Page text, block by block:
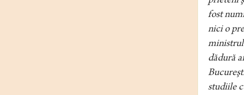
fost
nici o
dădură
studiile